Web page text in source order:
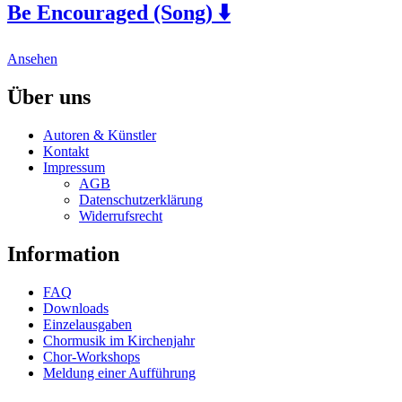
the
product
variants.
The
on
product
page
Be Encouraged (Song) ⬇️
Ansehen
multiple
The
options
may
be
chosen
on
product
Über uns
Autoren & Künstler
Kontakt
Impressum
AGB
Datenschutzerklärung
Widerrufsrecht
Information
FAQ
Downloads
Einzelausgaben
Chormusik im Kirchenjahr
Chor-Workshops
Meldung einer Aufführung